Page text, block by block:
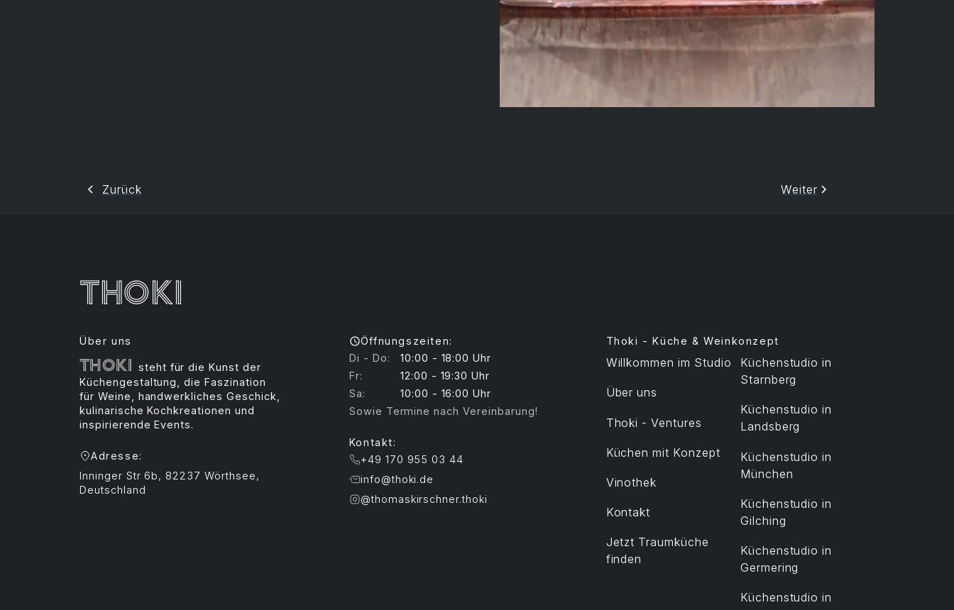
Zurück Weiter
Thoki
Über uns
Thoki steht für die Kunst der
Küchengestaltung, die Faszination
für Weine, handwerkliches Geschick,
kulinarische Kochkreationen und
inspirierende Events.
Adresse:
Inninger Str 6b, 82237 Wörthsee,
Deutschland
Öffnungszeiten:
Di - Do:
10:00 - 18:00 Uhr
Fr:
12:00 - 19:30 Uhr
Sa:
10:00 - 16:00 Uhr
Sowie Termine nach Vereinbarung!
Kontakt:
+49 170 955 03 44
info@thoki.de
@thomaskirschner.thoki
Thoki - Küche & Weinkonzept
Willkommen im Studio
Über uns
Thoki - Ventures
Küchen mit Konzept
Vinothek
Kontakt
Jetzt Traumküche
finden
Küchenstudio in
Starnberg
Küchenstudio in
Landsberg
Küchenstudio in
München
Küchenstudio in
Gilching
Küchenstudio in
Germering
Küchenstudio in